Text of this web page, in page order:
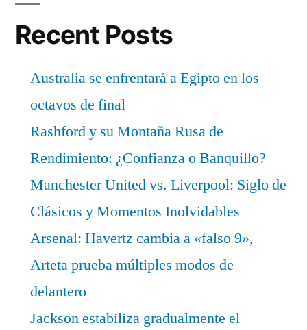
Recent Posts
Australia se enfrentará a Egipto en los
octavos de final
Rashford y su Montaña Rusa de
Rendimiento: ¿Confianza o Banquillo?
Manchester United vs. Liverpool: Siglo de
Clásicos y Momentos Inolvidables
Arsenal: Havertz cambia a «falso 9»,
Arteta prueba múltiples modos de
delantero
Jackson estabiliza gradualmente el